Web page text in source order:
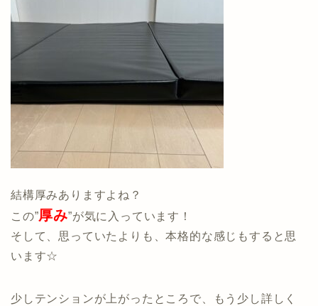
結構厚みありますよね？
この”厚み”が気に入っています！
そして、思っていたよりも、本格的な感じもすると思
います☆
少しテンションが上がったところで、もう少し詳しく